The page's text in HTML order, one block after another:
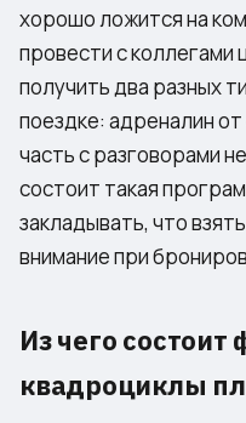
хорошо ложится на
провести с коллегами
получить два разных
поездке: адреналин
часть с разговорами
состоит такая
закладывать, что
внимание при
Из чего состоит
квадроциклы